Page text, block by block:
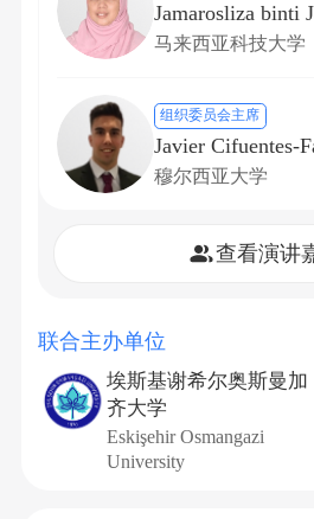
Jamarosliza binti
马来西亚科技大学
组织委员会主席
Javier Cifuentes-
穆尔西亚大学
查看演讲
联合主办单位
埃斯基谢希尔奥斯曼加
齐大学
Eskişehir Osmangazi
University